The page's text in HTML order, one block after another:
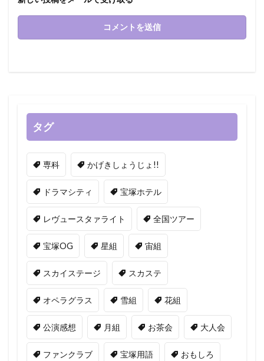
タグ
専科 かげきしょうじょ!!
ドラマシティ 宝塚ホテル
レヴュースタァライト 全国ツアー
宝塚OG 星組 宙組
スカイステージ スカステ
オペラグラス 雪組 花組
公演感想 月組 お茶会 大人会
ファンクラブ 宝塚用語 おもしろ